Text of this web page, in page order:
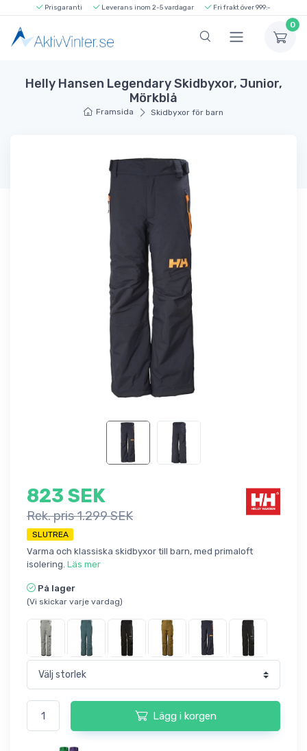
Prisgaranti Leverans inom 2-5 vardagar Fri frakt över 999:-
0
Helly Hansen Legendary Skidbyxor, Junior,
Mörkblå
Framsida Skidbyxor för barn
823 SEK
Rek. pris 1.299 SEK
SLUTREA
Varma och klassiska skidbyxor till barn, med primaloft
isolering. Läs mer
På lager
(Vi skickar varje vardag)
Lägg i korgen